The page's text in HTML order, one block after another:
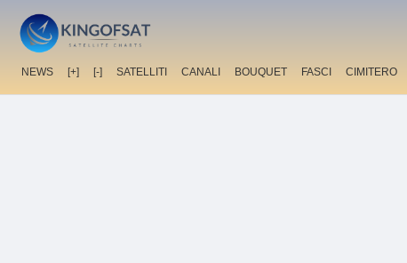
NEWS [+] [-] SATELLITI CANALI BOUQUET FASCI CIMITERO